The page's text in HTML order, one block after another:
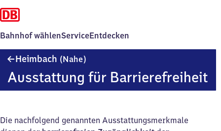
Bahnhof wählenServiceEntdecken
Heimbach (Nahe)
Ausstattung für Barrierefreiheit
Die nachfolgend genannten Ausstattungsmerkmale